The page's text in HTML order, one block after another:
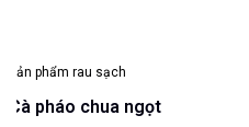
Sản phẩm rau sạch
Cà pháo chua ngọt